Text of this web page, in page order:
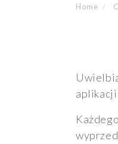
Home